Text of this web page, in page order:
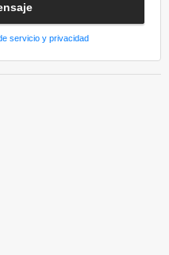
servicio y privacidad